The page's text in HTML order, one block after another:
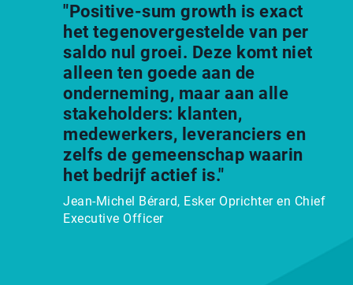
"Positive-sum growth is exact
het tegenovergestelde van per
saldo nul groei. Deze komt niet
alleen ten goede aan de
onderneming, maar aan alle
stakeholders: klanten,
medewerkers, leveranciers en
zelfs de gemeenschap waarin
het bedrijf actief is."
Jean-Michel Bérard, Esker Oprichter en Chief
Executive Officer